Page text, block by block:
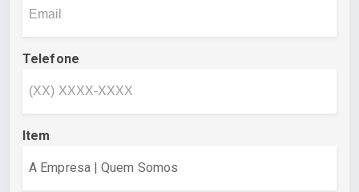
Telefone
Item